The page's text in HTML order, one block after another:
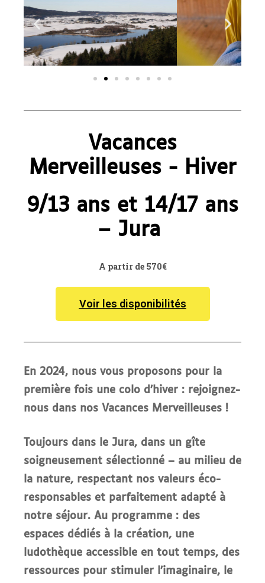
Vacances
Merveilleuses - Hiver
9/13 ans et 14/17 ans
– Jura
A partir de 570€
Voir les disponibilités
En 2024, nous vous proposons pour la
première fois une colo d’hiver : rejoignez-
nous dans nos Vacances Merveilleuses !
Toujours dans le Jura, dans un gîte
soigneusement sélectionné – au milieu de
la nature, respectant nos valeurs éco-
responsables et parfaitement adapté à
notre séjour. Au programme : des
espaces dédiés à la création, une
ludothèque accessible en tout temps, des
ressources pour stimuler l’imaginaire, le